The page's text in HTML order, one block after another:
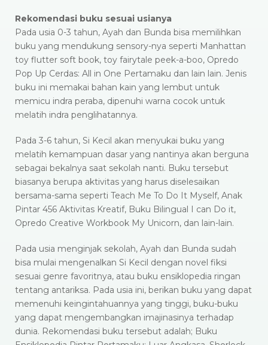
Rekomendasi buku sesuai usianya
Pada usia 0-3 tahun, Ayah dan Bunda bisa memilihkan
buku yang mendukung sensory-nya seperti Manhattan
toy flutter soft book, toy fairytale peek-a-boo, Opredo
Pop Up Cerdas: All in One Pertamaku dan lain lain. Jenis
buku ini memakai bahan kain yang lembut untuk
memicu indra peraba, dipenuhi warna cocok untuk
melatih indra penglihatannya.
Pada 3-6 tahun, Si Kecil akan menyukai buku yang
melatih kemampuan dasar yang nantinya akan berguna
sebagai bekalnya saat sekolah nanti. Buku tersebut
biasanya berupa aktivitas yang harus diselesaikan
bersama-sama seperti Teach Me To Do It Myself, Anak
Pintar 456 Aktivitas Kreatif, Buku Bilingual I can Do it,
Opredo Creative Workbook My Unicorn, dan lain-lain.
Pada usia menginjak sekolah, Ayah dan Bunda sudah
bisa mulai mengenalkan Si Kecil dengan novel fiksi
sesuai genre favoritnya, atau buku ensiklopedia ringan
tentang antariksa. Pada usia ini, berikan buku yang dapat
memenuhi keingintahuannya yang tinggi, buku-buku
yang dapat mengembangkan imajinasinya terhadap
dunia. Rekomendasi buku tersebut adalah; Buku